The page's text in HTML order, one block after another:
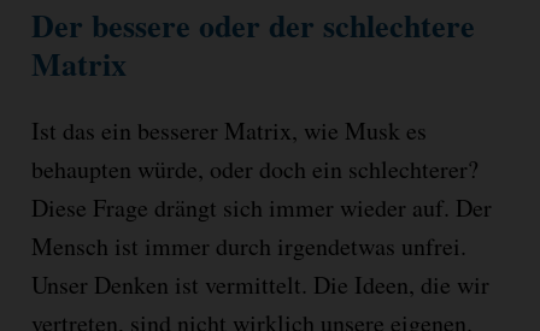
Der bessere oder der schlechtere
Matrix
Ist das ein besserer Matrix, wie Musk es
behaupten würde, oder doch ein schlechterer?
Diese Frage drängt sich immer wieder auf. Der
Mensch ist immer durch irgendetwas unfrei.
Unser Denken ist vermittelt. Die Ideen, die wir
vertreten, sind nicht wirklich unsere eigenen.